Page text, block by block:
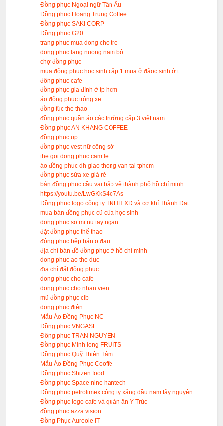
Đồng phục Ngoại ngữ Tân Âu
Đồng phục Hoang Trung Coffee
Đồng phục SAKI CORP
Đồng phục G20
trang phuc mua dong cho tre
dong phuc lang nuong nam bô
chợ đồng phục
mua đồng phục học sinh cấp 1 mua ở đâọc sinh ở t...
đông phuc cafe
đồng phục gia đình ở tp hcm
áo đồng phục trông xe
đồng fúc the thao
đồng phục quần áo các trường cấp 3 việt nam
Đồng phục AN KHANG COFFEE
đồng phục up
đồng phục vest nữ công sở
the goi dong phuc cam le
áo đồng phuc dh giao thong van tai tphcm
đồng phục sửa xe giá rẻ
bán đồng phục cầu vai bảo vệ thành phố hồ chí minh
https://youtu.be/LwGKkS4o7As
Đồng phục logo công ty TNHH XD và cơ khí Thành Đạt
mua bán đồng phục cũ của học sinh
dong phuc so mi nu tay ngan
đặt đồng phục thể thao
đông phục bếp bán o đau
địa chỉ bán đồ đồng phục ở hồ chí minh
dong phuc ao the duc
địa chỉ đặt đồng phục
dong phuc cho cafe
dong phuc cho nhan vien
mũ đồng phục clb
dong phuc điện
Mẫu Áo Đồng Phục NC
Đồng phục VNGASE
Đông phuc TRAN NGUYEN
Đồng phục Minh long FRUITS
Đồng phục Quỹ Thiện Tâm
Mẫu Áo Đồng Phục Cooffe
Đồng phục Shizen food
Đồng phục Space nine hantech
Đồng phục petrolimex công ty xăng dầu nam tây nguyên
Đồng phục logo cafe và quán ăn Y Trúc
đồng phục azza vision
Đồng Phục Aureole IT